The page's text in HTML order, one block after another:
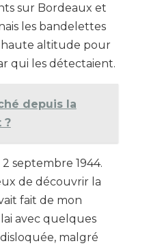
sur Bordeaux et
les bandelettes
haute altitude pour
qui les détectaient.
depuis la
?
septembre 1944.
de découvrir la
fait de mon
avec quelques
malgré